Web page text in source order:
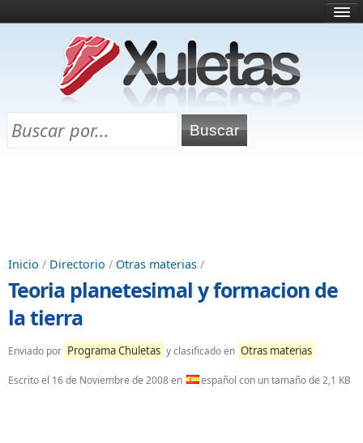
¿Qué es esto?
Directorio
Chuletas para exámenes
Inicio / Directorio / Otras materias /
Teoria planetesimal y formacion de
la tierra
Enviado por Programa Chuletas y clasificado en Otras materias
Escrito el 16 de Noviembre de 2008en español con un tamaño de 2,1 KB